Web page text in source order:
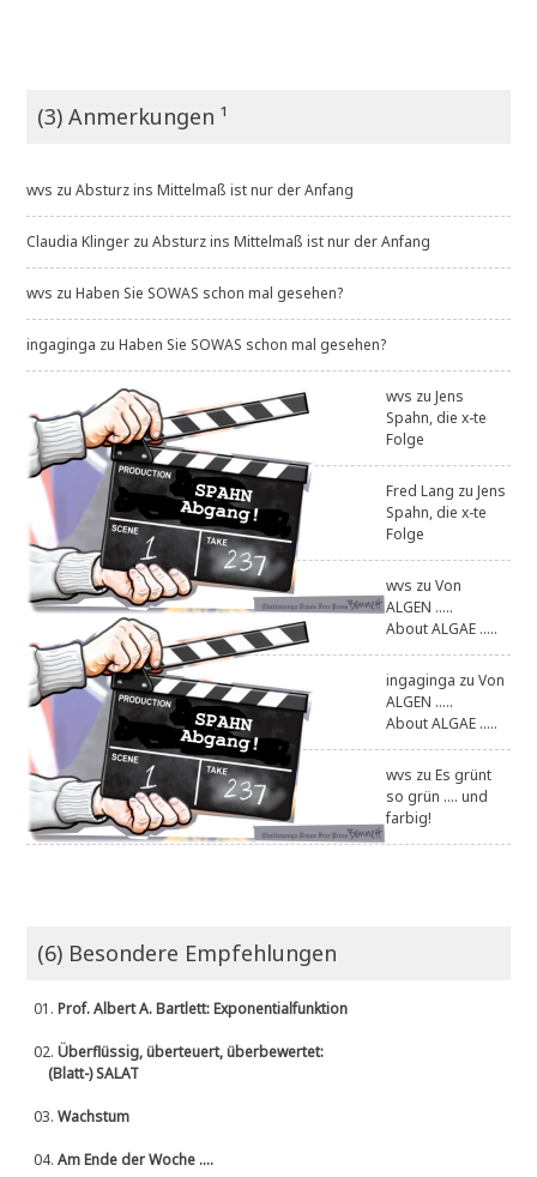
(3) Anmerkungen ¹
wvs zuAbsturz ins Mittelmaß ist nur der Anfang
Claudia Klinger zuAbsturz ins Mittelmaß ist nur der Anfang
wvs zuHaben Sie SOWAS schon mal gesehen?
ingaginga zuHaben Sie SOWAS schon mal gesehen?
wvs zuJens
Spahn, die x-te
Folge
Fred Lang zuJens
Spahn, die x-te
Folge
wvs zuVon
ALGEN .....
About ALGAE .....
ingaginga zuVon
ALGEN .....
About ALGAE .....
wvs zuEs grünt
so grün .... und
farbig!
(6) Besondere Empfehlungen
01.Prof. Albert A. Bartlett: Exponentialfunktion
02.Überflüssig, überteuert, überbewertet:
(Blatt-) SALAT
03.Wachstum
04.Am Ende der Woche ....